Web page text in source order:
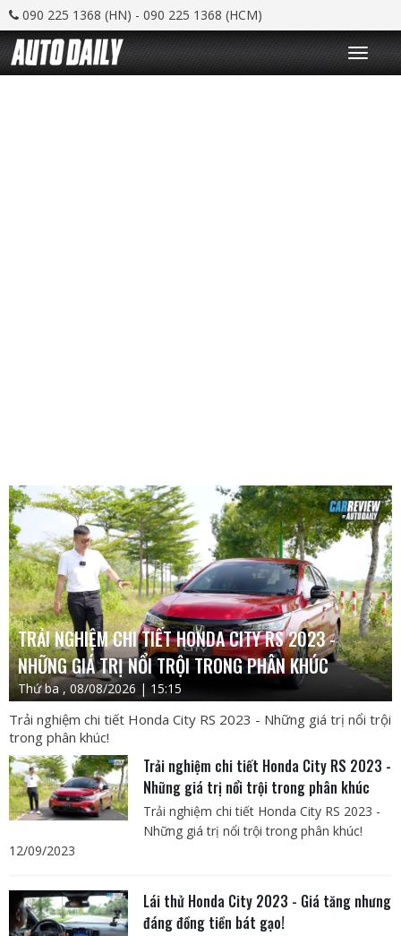
090 225 1368 (HN) - 090 225 1368 (HCM)
T
o
g
TRẢI NGHIỆM CHI TIẾT HONDA CITY RS 2023 -
NHỮNG GIÁ TRỊ NỔI TRỘI TRONG PHÂN KHÚC
Thứ ba , 08/08/2026 | 15:15
Trải nghiệm chi tiết Honda City RS 2023 - Những giá trị nổi trội
trong phân khúc!
Trải nghiệm chi tiết Honda City RS 2023 -
Những giá trị nổi trội trong phân khúc
Trải nghiệm chi tiết Honda City RS 2023 -
Những giá trị nổi trội trong phân khúc!
12/09/2023
Lái thử Honda City 2023 - Giá tăng nhưng
đáng đồng tiền bát gạo!